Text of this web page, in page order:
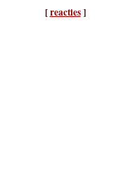
[reacties]